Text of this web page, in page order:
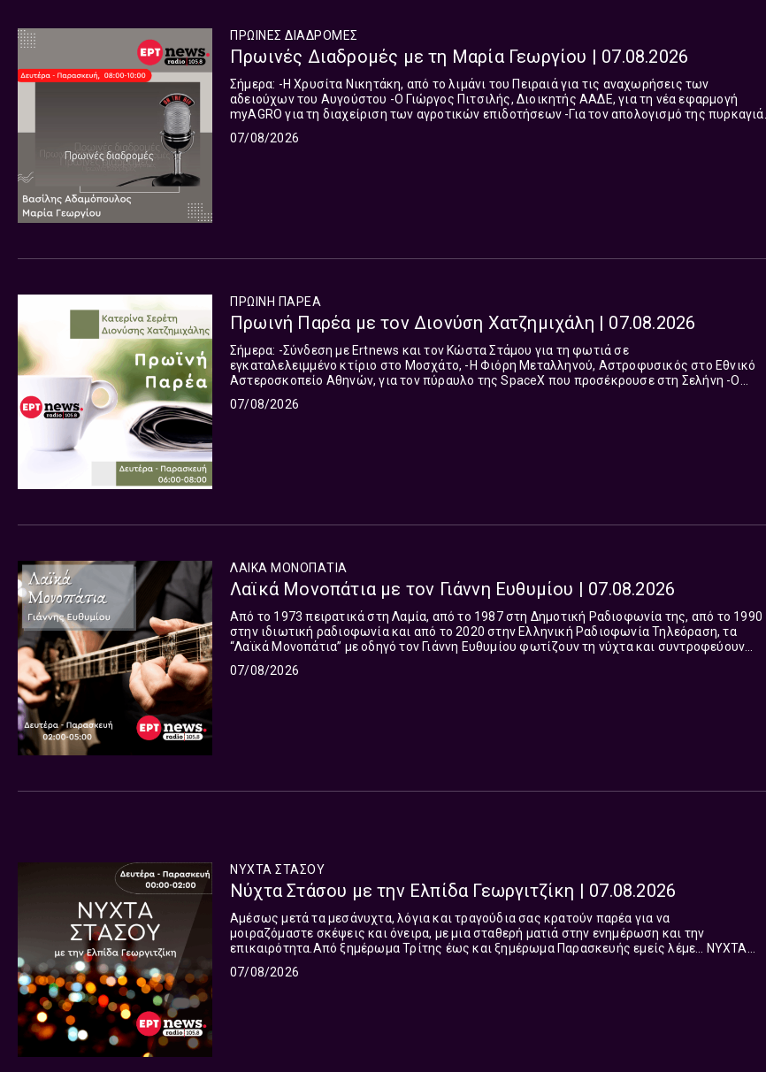
ΠΡΩΙΝΕΣ ΔΙΑΔΡΟΜΕΣ
Πρωινές Διαδρομές με τη Μαρία Γεωργίου | 07.08.2026
Σήμερα: -Η Χρυσίτα Νικητάκη, από το λιμάνι του Πειραιά για τις αναχωρήσεις των
αδειούχων του Αυγούστου -Ο Γιώργος Πιτσιλής, Διοικητής ΑΑΔΕ, για τη νέα εφαρμογή
myAGRO για τη διαχείριση των αγροτικών επιδοτήσεων -Για τον απολογισμό της πυρκαγιάς
Δρίκος, Δήμαρχος Μάνδρας -Ο Θεμιστοκλής Μπάκας, Πρόεδρος Πανελλαδικού Δικτύου
07/08/2026
ΠΡΩΙΝΗ ΠΑΡΕΑ
Πρωινή Παρέα με τον Διονύση Χατζημιχάλη | 07.08.2026
Σήμερα: -Σύνδεση με Ertnews και τον Κώστα Στάμου για τη φωτιά σε
εγκαταλελειμμένο κτίριο στο Μοσχάτο, -Η Φιόρη Μεταλληνού, Αστροφυσικός στο Εθνικό
Αστεροσκοπείο Αθηνών, για τον πύραυλο της SpaceX που προσέκρουσε στη Σελήνη -Ο
πολλές ώρες πτήσης στον ραδιοφωνικό αέρα είναι εδώ και κάθε μέρα, 6 με 8 το πρωί, από ...
07/08/2026
ΛΑΙΚΑ ΜΟΝΟΠΑΤΙΑ
Λαϊκά Μονοπάτια με τον Γιάννη Ευθυμίου | 07.08.2026
Από το 1973 πειρατικά στη Λαμία, από το 1987 στη Δημοτική Ραδιοφωνία της, από το 1990
στην ιδιωτική ραδιοφωνία και από το 2020 στην Ελληνική Ραδιοφωνία Τηλεόραση, τα
“Λαϊκά Μονοπάτια” με οδηγό τον Γιάννη Ευθυμίου φωτίζουν τη νύχτα και συντροφεύουν
τραγουδιού.Δευτέρα έως και Παρασκευή 2 με 5 το πρωί.
07/08/2026
ΝΥΧΤΑ ΣΤΑΣΟΥ
Νύχτα Στάσου με την Ελπίδα Γεωργιτζίκη | 07.08.2026
Αμέσως μετά τα μεσάνυχτα, λόγια και τραγούδια σας κρατούν παρέα για να
μοιραζόμαστε σκέψεις και όνειρα, με μια σταθερή ματιά στην ενημέρωση και την
επικαιρότητα.Από ξημέρωμα Τρίτης έως και ξημέρωμα Παρασκευής εμείς λέμε… ΝΥΧΤΑ
07/08/2026